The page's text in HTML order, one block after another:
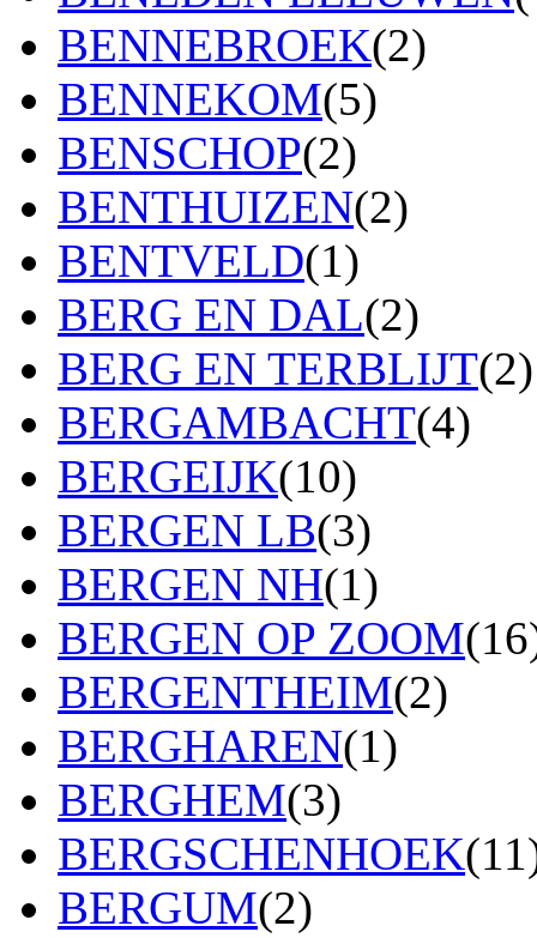
BENNEBROEK(2)
BENNEKOM(5)
BENSCHOP(2)
BENTHUIZEN(2)
BENTVELD(1)
BERG EN DAL(2)
BERG EN TERBLIJT(2)
BERGAMBACHT(4)
BERGEIJK(10)
BERGEN LB(3)
BERGEN NH(1)
BERGEN OP ZOOM
BERGENTHEIM(2)
BERGHAREN(1)
BERGHEM(3)
BERGSCHENHOEK
BERGUM(2)